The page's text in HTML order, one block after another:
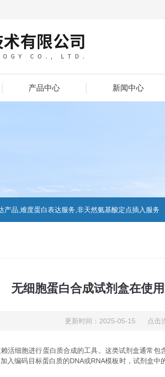
产品中心 新闻中心
产品,难度蛋白表达服务,非天然氨基酸定点插入服务
无细胞蛋白合成试剂盒在使
更新时间：2025-05-15 点击
活细胞进行蛋白质合成的工具。这类试剂盒通常
入编码目标蛋白质的DNA或RNA模板时，试剂盒